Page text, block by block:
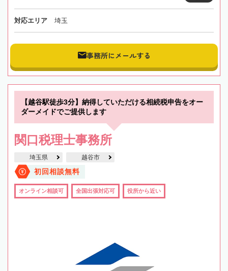
対応エリア 埼玉
事務所にメールする
【越谷駅徒歩3分】納得していただける相続税申告をオー
ダーメイドでご提供します
関口税理士事務所
埼玉県 越谷市
初回相談無料
オンライン相談可 全国出張対応可 役所から近い